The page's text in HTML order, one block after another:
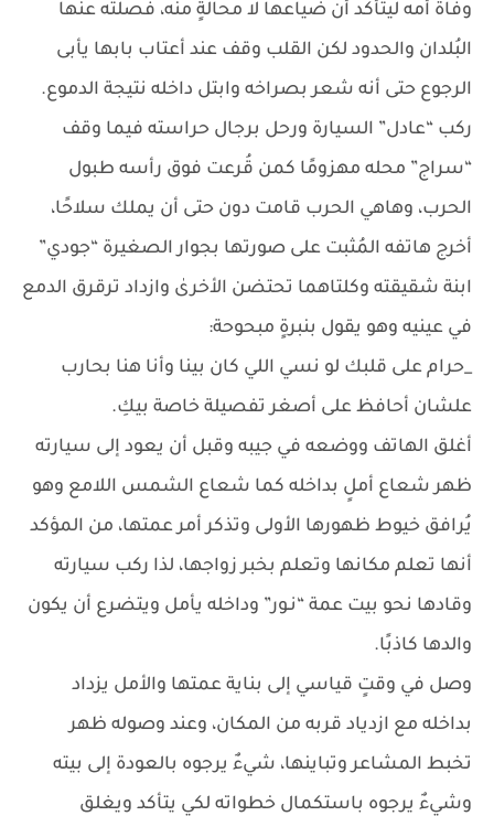
وفاة أمه ليتأكد أن ضياعها لا محالةٍ منه، فصلته عنها
البُلدان والحدود لكن القلب وقف عند أعتاب بابها يأبى
الرجوع حتى أنه شعر بصراخه وابتل داخله نتيجة الدموع.
ركب “عادل” السيارة ورحل برجال حراسته فيما وقف
“سراج” محله مهزومًا كمن قُرعت فوق رأسه طبول
الحرب، وهاهي الحرب قامت دون حتى أن يملك سلاحًا،
أخرج هاتفه المُثبت على صورتها بجوار الصغيرة “جودي”
ابنة شقيقته وكلتاهما تحتضن الأخرىٰ وازداد ترقرق الدمع
في عينيه وهو يقول بنبرةٍ مبحوحة:
_حرام على قلبك لو نسي اللي كان بينا وأنا هنا بحارب
علشان أحافظ على أصغر تفصيلة خاصة بيكِ.
أغلق الهاتف ووضعه في جيبه وقبل أن يعود إلى سيارته
ظهر شعاع أملٍ بداخله كما شعاع الشمس اللامع وهو
يُرافق خيوط ظهورها الأولى وتذكر أمر عمتها، من المؤكد
أنها تعلم مكانها وتعلم بخبر زواجها، لذا ركب سيارته
وقادها نحو بيت عمة “نـور” وداخله يأمل ويتضرع أن يكون
والدها كاذبًا.
وصل في وقتٍ قياسي إلى بناية عمتها والأمل يزداد
بداخله مع ازدياد قربه من المكان، وعند وصوله ظهر
تخبط المشاعر وتباينها، شيءٌ يرجوه بالعودة إلى بيته
وشيءٌ يرجوه باستكمال خطواته لكي يتأكد ويغلق